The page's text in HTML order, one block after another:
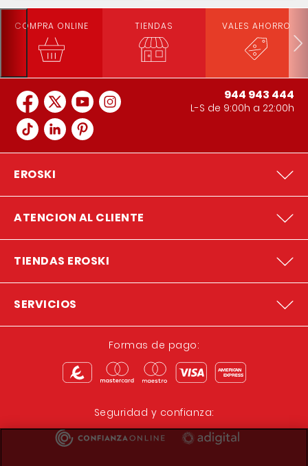
COMPRA ONLINE TIENDAS VALES AHORRO
944 943 444
L-S de 9:00h a 22:00h
EROSKI
ATENCION AL CLIENTE
TIENDAS EROSKI
SERVICIOS
Formas de pago:
Seguridad y confianza: